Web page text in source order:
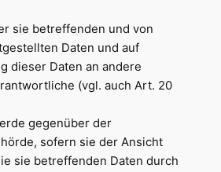
sie betreffenden und von
Daten und auf
dieser Daten an andere
(vgl. auch Art. 20
gegenüber der
sofern sie der Ansicht
sie betreffenden Daten durch